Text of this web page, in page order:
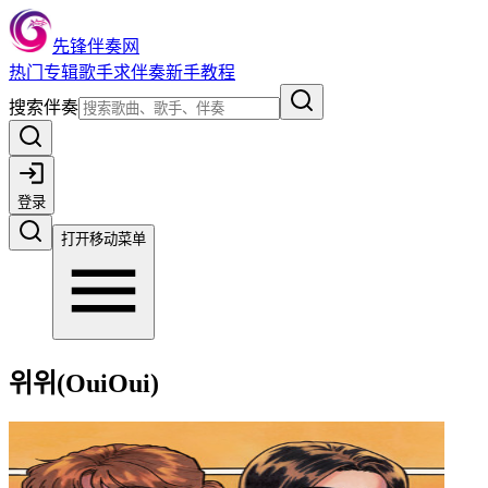
先锋伴奏网
热门 专辑歌手求伴奏新手教程
搜索伴奏
登录
打开移动菜单
위위(OuiOui)